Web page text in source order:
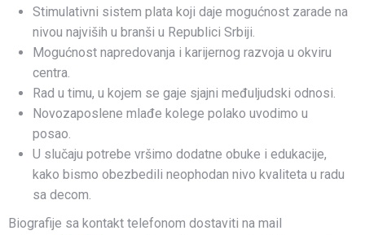
Stimulativni sistem plata koji daje mogućnost zarade na
nivou najviših u branši u Republici Srbiji.
Mogućnost napredovanja i karijernog razvoja u okviru
centra.
Rad u timu, u kojem se gaje sjajni međuljudski odnosi.
Novozaposlene mlađe kolege polako uvodimo u
posao.
U slučaju potrebe vršimo dodatne obuke i edukacije,
kako bismo obezbedili neophodan nivo kvaliteta u radu
sa decom.
Biografije sa kontakt telefonom dostaviti na mail